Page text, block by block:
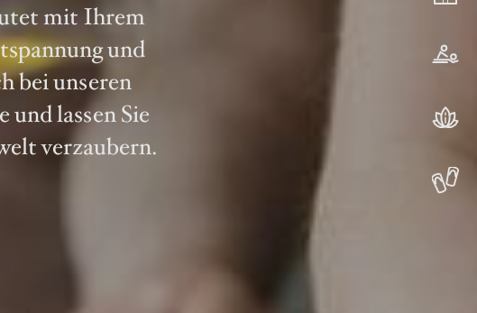
mit Ihrem
und
bei unseren
und lassen Sie
verzaubern.